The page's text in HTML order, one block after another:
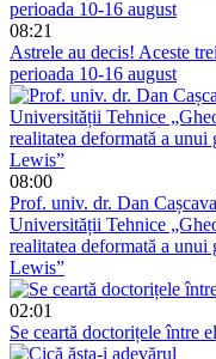
08:21
Astrele au decis! Aceste
perioada 10-16 august
08:00
Prof. univ. dr. Dan
Universității Tehnice
realitatea deformată a
Lewis”
02:01
Se ceartă doctorițele între